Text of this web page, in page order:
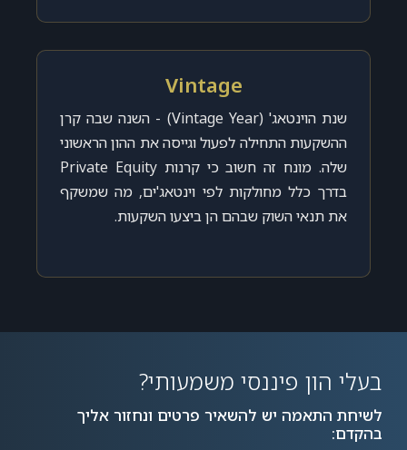
Vintage
שנת הוינטאג' (Vintage Year) - השנה שבה קרן
ההשקעות התחילה לפעול וגייסה את ההון הראשוני
שלה. מונח זה חשוב כי קרנות Private Equity
בדרך כלל מחולקות לפי וינטאג'ים, מה שמשקף
את תנאי השוק שבהם הן ביצעו השקעות.
בעלי הון פיננסי משמעותי?
לשיחת התאמה יש להשאיר פרטים ונחזור אליך
בהקדם: